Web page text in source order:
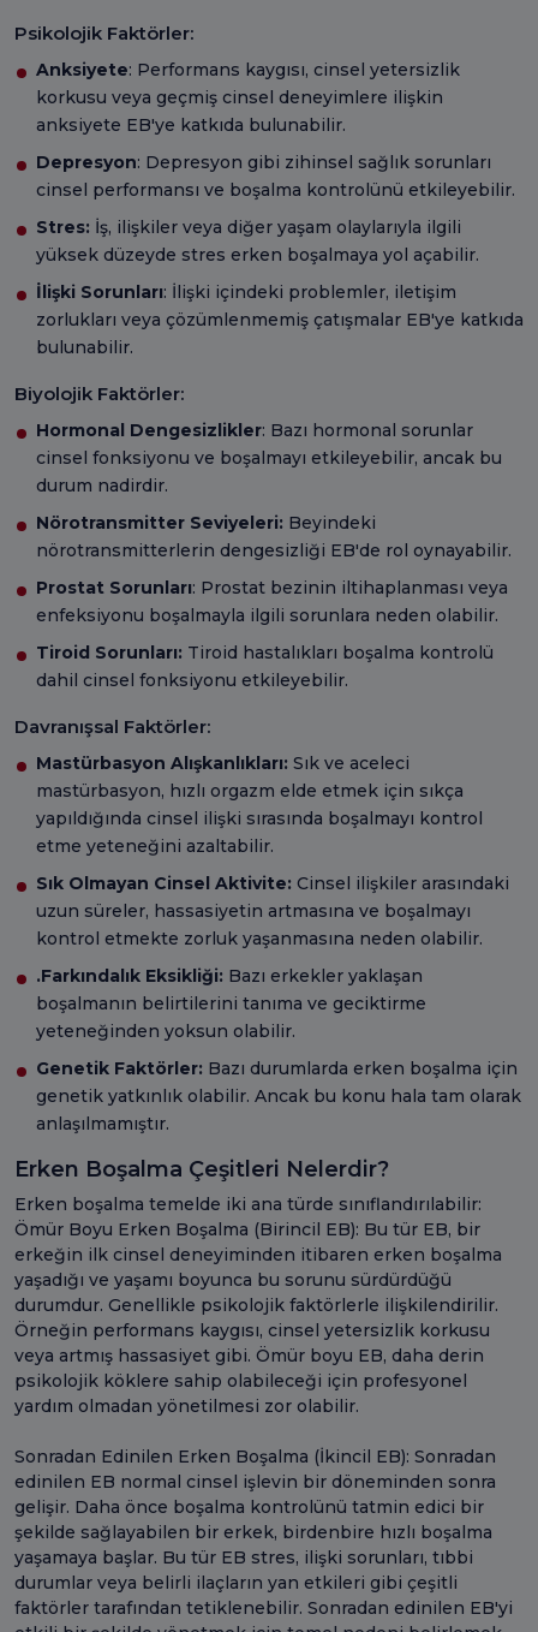
Psikolojik Faktörler:
Anksiyete: Performans kaygısı, cinsel yetersizlik
korkusu veya geçmiş cinsel deneyimlere ilişkin
anksiyete EB'ye katkıda bulunabilir.
Depresyon: Depresyon gibi zihinsel sağlık sorunları
cinsel performansı ve boşalma kontrolünü etkileyebilir.
Stres: İş, ilişkiler veya diğer yaşam olaylarıyla ilgili
yüksek düzeyde stres erken boşalmaya yol açabilir.
İlişki Sorunları: İlişki içindeki problemler, iletişim
zorlukları veya çözümlenmemiş çatışmalar EB'ye katkıda
bulunabilir.
Biyolojik Faktörler:
Hormonal Dengesizlikler: Bazı hormonal sorunlar
cinsel fonksiyonu ve boşalmayı etkileyebilir, ancak bu
durum nadirdir.
Nörotransmitter Seviyeleri: Beyindeki
nörotransmitterlerin dengesizliği EB'de rol oynayabilir.
Prostat Sorunları: Prostat bezinin iltihaplanması veya
enfeksiyonu boşalmayla ilgili sorunlara neden olabilir.
Tiroid Sorunları: Tiroid hastalıkları boşalma kontrolü
dahil cinsel fonksiyonu etkileyebilir.
Davranışsal Faktörler:
Mastürbasyon Alışkanlıkları: Sık ve aceleci
mastürbasyon, hızlı orgazm elde etmek için sıkça
yapıldığında cinsel ilişki sırasında boşalmayı kontrol
etme yeteneğini azaltabilir.
Sık Olmayan Cinsel Aktivite: Cinsel ilişkiler arasındaki
uzun süreler, hassasiyetin artmasına ve boşalmayı
kontrol etmekte zorluk yaşanmasına neden olabilir.
.Farkındalık Eksikliği: Bazı erkekler yaklaşan
boşalmanın belirtilerini tanıma ve geciktirme
yeteneğinden yoksun olabilir.
Genetik Faktörler: Bazı durumlarda erken boşalma için
genetik yatkınlık olabilir. Ancak bu konu hala tam olarak
anlaşılmamıştır.
Erken Boşalma Çeşitleri Nelerdir?
Erken boşalma temelde iki ana türde sınıflandırılabilir:
Ömür Boyu Erken Boşalma (Birincil EB): Bu tür EB, bir
erkeğin ilk cinsel deneyiminden itibaren erken boşalma
yaşadığı ve yaşamı boyunca bu sorunu sürdürdüğü
durumdur. Genellikle psikolojik faktörlerle ilişkilendirilir.
Örneğin performans kaygısı, cinsel yetersizlik korkusu
veya artmış hassasiyet gibi. Ömür boyu EB, daha derin
psikolojik köklere sahip olabileceği için profesyonel
yardım olmadan yönetilmesi zor olabilir.
Sonradan Edinilen Erken Boşalma (İkincil EB): Sonradan
edinilen EB normal cinsel işlevin bir döneminden sonra
gelişir. Daha önce boşalma kontrolünü tatmin edici bir
şekilde sağlayabilen bir erkek, birdenbire hızlı boşalma
yaşamaya başlar. Bu tür EB stres, ilişki sorunları, tıbbi
durumlar veya belirli ilaçların yan etkileri gibi çeşitli
faktörler tarafından tetiklenebilir. Sonradan edinilen EB'yi